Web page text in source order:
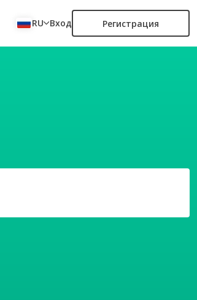
RU Вход Регистрация